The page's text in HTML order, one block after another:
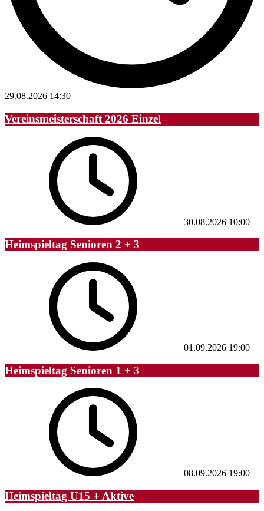
29.08.2026 14:30
Vereinsmeisterschaft 2026 Einzel
30.08.2026 10:00
Heimspieltag Senioren 2 + 3
01.09.2026 19:00
Heimspieltag Senioren 1 + 3
08.09.2026 19:00
Heimspieltag U15 + Aktive